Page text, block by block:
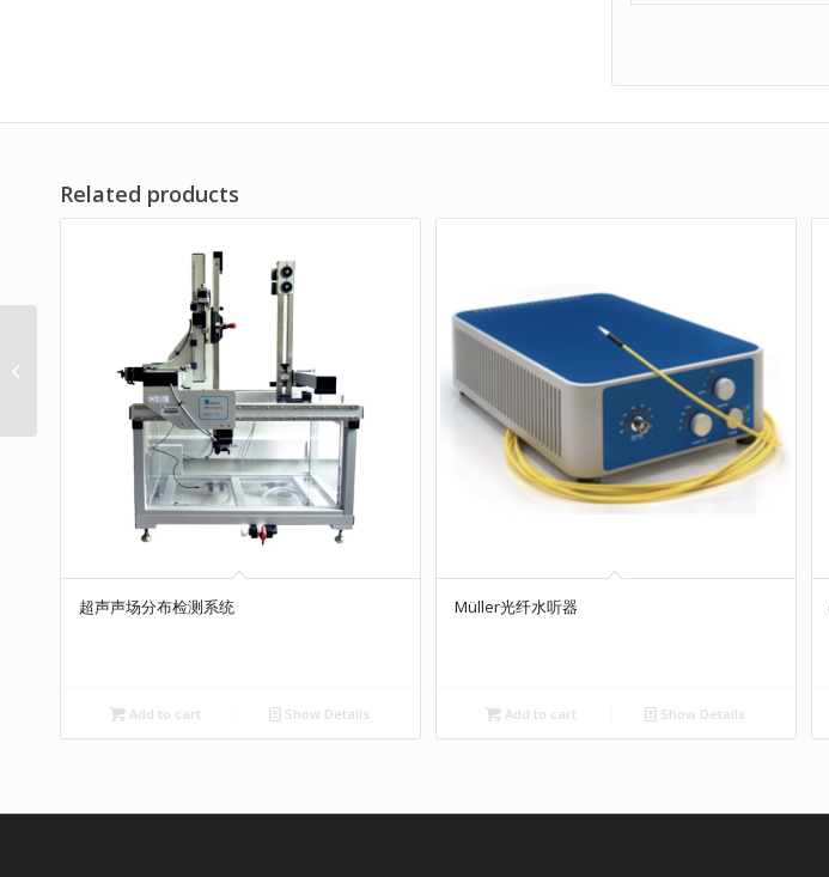
Related products
超声声场分布检测系统
Add to cart Show Details
Müller光纤水听器
Add to cart Show Details
PA200-12 功率放大器